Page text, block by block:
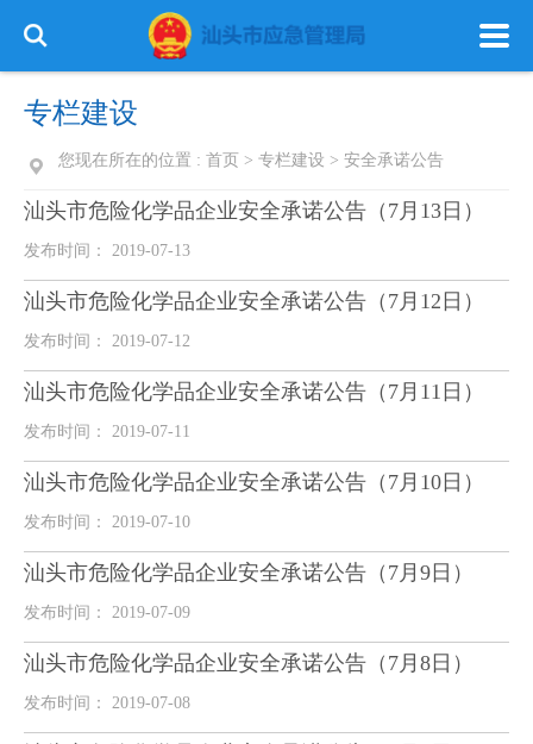
信息公开 专栏建设
专栏建设
您现在所在的位置 : 首页 > 专栏建设 > 安全承诺公告
汕头市危险化学品企业安全承诺公告（7月13日）
发布时间： 2019-07-13
汕头市危险化学品企业安全承诺公告（7月12日）
发布时间： 2019-07-12
汕头市危险化学品企业安全承诺公告（7月11日）
发布时间： 2019-07-11
汕头市危险化学品企业安全承诺公告（7月10日）
发布时间： 2019-07-10
汕头市危险化学品企业安全承诺公告（7月9日）
发布时间： 2019-07-09
汕头市危险化学品企业安全承诺公告（7月8日）
发布时间： 2019-07-08